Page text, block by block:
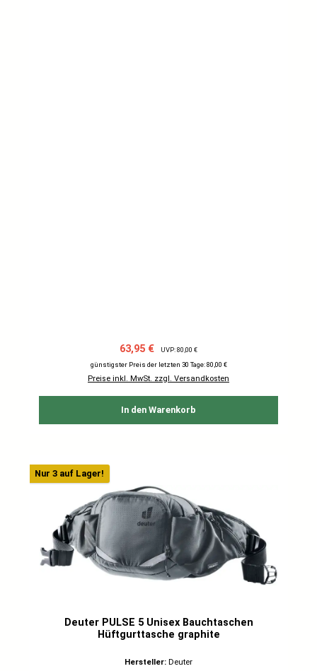
Verkaufspreis:
63,95 € Regulärer Preis:
UVP: 80,00 €
günstigster Preis der letzten 30 Tage: 80,00 €
Preise inkl. MwSt. zzgl. Versandkosten
In den Warenkorb
Nur 3 auf Lager!
Deuter PULSE 5 Unisex Bauchtaschen
Hüftgurttasche graphite
Hersteller: Deuter